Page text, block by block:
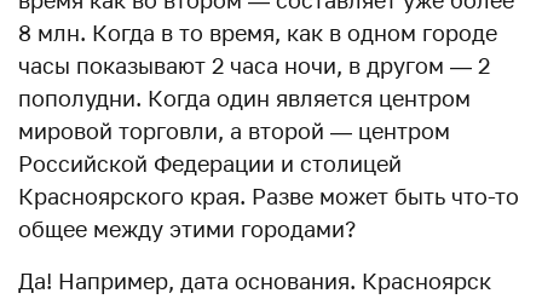
8 млн. Когда в то время, как в одном городе
часы показывают 2 часа ночи, в другом — 2
пополудни. Когда один является центром
мировой торговли, а второй — центром
Российской Федерации и столицей
Красноярского края. Разве может быть что-то
общее между этими городами?
Да! Например, дата основания. Красноярск